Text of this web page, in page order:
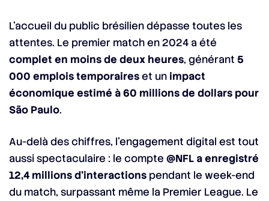
L’accueil du public brésilien dépasse toutes les
attentes. Le premier match en 2024 a été
complet en moins de deux heures, générant 5
000 emplois temporaireset un impact
économique estimé à 60 millions de dollars pour
São Paulo.
Au-delà des chiffres, l’engagement digital est tout
aussi spectaculaire : le compte @NFL a enregistré
12,4 millions d’interactions pendant le week-end
du match, surpassant même la Premier League. Le